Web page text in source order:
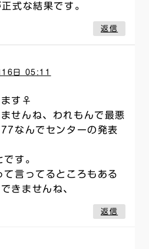
式な結果です。
返信
日 05:11
ます‍♀️
せんね、われもんで最悪
なんでセンターの発表
す。
言ってるところもある
きませんね、
返信